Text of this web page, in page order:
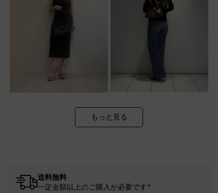
もっと見る
送料無料
一定金額以上のご購入が必要です*